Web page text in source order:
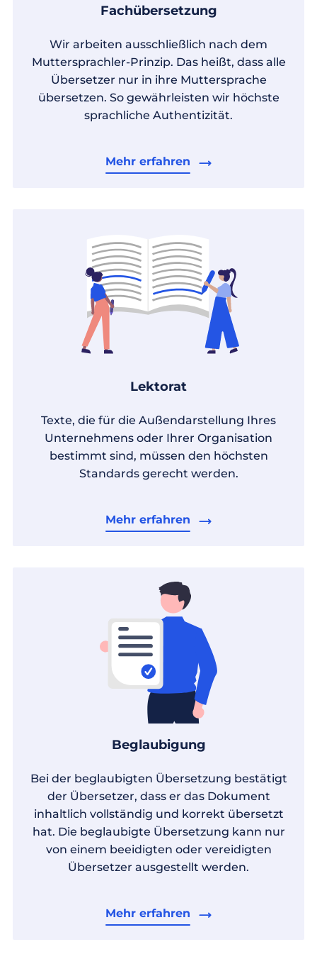
Fachübersetzung
Wir arbeiten ausschließlich nach dem
Muttersprachler-Prinzip. Das heißt, dass alle
Übersetzer nur in ihre Muttersprache
übersetzen. So gewährleisten wir höchste
sprachliche Authentizität.
Mehr erfahren
Lektorat
Texte, die für die Außendarstellung Ihres
Unternehmens oder Ihrer Organisation
bestimmt sind, müssen den höchsten
Standards gerecht werden.
Mehr erfahren
Beglaubigung
Bei der beglaubigten Übersetzung bestätigt
der Übersetzer, dass er das Dokument
inhaltlich vollständig und korrekt übersetzt
hat. Die beglaubigte Übersetzung kann nur
von einem beeidigten oder vereidigten
Übersetzer ausgestellt werden.
Mehr erfahren